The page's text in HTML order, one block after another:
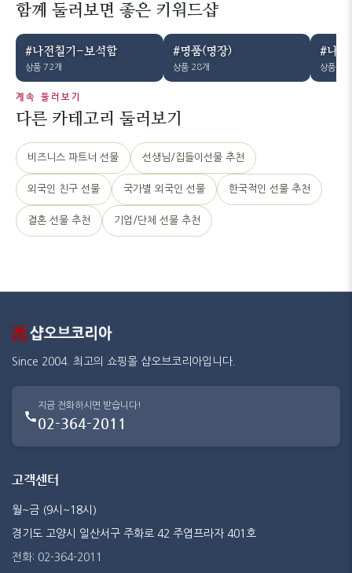
함께 둘러보면 좋은 키워드샵
#나전칠기-보석함
상품 72개
#명품(명장)
상품 28개
#나
상품 15
계속 둘러보기
다른 카테고리 둘러보기
비즈니스 파트너 선물 선생님/집들이선물 추천
외국인 친구 선물 국가별 외국인 선물 한국적인 선물 추천
결혼 선물 추천 기업/단체 선물 추천
Since 2004. 최고의 쇼핑몰 샵오브코리아입니다.
지금 전화하시면 받습니다!
02-364-2011
고객센터
월~금 (9시~18시)
경기도 고양시 일산서구 주화로 42 주엽프라자 401호
전화: 02-364-2011